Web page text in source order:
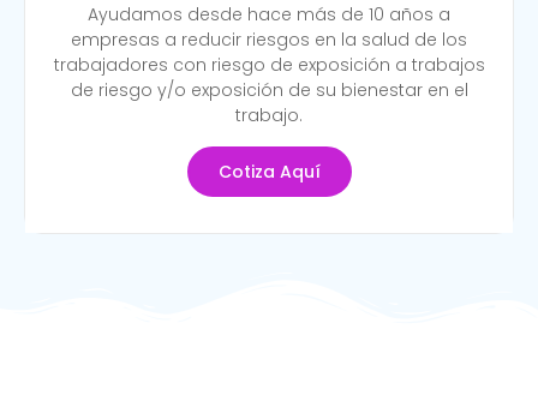
Ayudamos desde hace más de 10 años a
empresas a reducir riesgos en la salud de los
trabajadores con riesgo de exposición a trabajos
de riesgo y/o exposición de su bienestar en el
trabajo.
Cotiza Aquí